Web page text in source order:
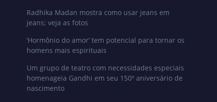
Radhika Madan mostra como usar jeans em
jeans; veja as fotos
‘Hormônio do amor’ tem potencial para tornar os
homens mais espirituais
Um grupo de teatro com necessidades especiais
homenageia Gandhi em seu 150º aniversário de
nascimento